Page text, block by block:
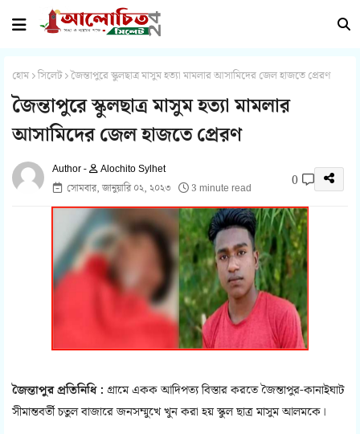
হোম সিলেট জৈন্তাপুরে স্কুলছাত্র মাসুম হত্যা মামলার আসামিদের জেল হাজতে প্রেরণ
জৈন্তাপুরে স্কুলছাত্র মাসুম হত্যা মামলার
আসামিদের জেল হাজতে প্রেরণ
Alochito Sylhet
সোমবার, জানুয়ারি ০২, ২০২৩
3 minute read 0
জৈন্তাপুর প্রতিনিধি : গ্রামে একক আদিপত্য বিস্তার করতে জৈন্তাপুর-কানাইঘাট
সীমান্তবর্তী চতুল বাজারে জনসম্মুখে খুন করা হয় স্কুল ছাত্র মাসুম আলমকে।